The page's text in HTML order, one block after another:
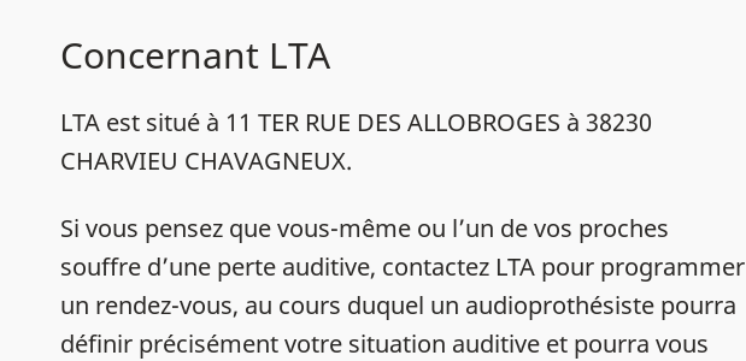
Concernant LTA
LTA est situé à 11 TER RUE DES ALLOBROGES à 38230
CHARVIEU CHAVAGNEUX.
Si vous pensez que vous-même ou l’un de vos proches
souffre d’une perte auditive, contactez LTA pour programmer
un rendez-vous, au cours duquel un audioprothésiste pourra
définir précisément votre situation auditive et pourra vous